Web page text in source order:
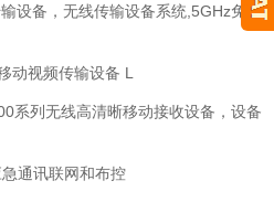
设备，无线传输设备系统,5GHz免申
动视频传输设备 L
系列无线高清晰移动接收设备，设备
通讯联网和布控